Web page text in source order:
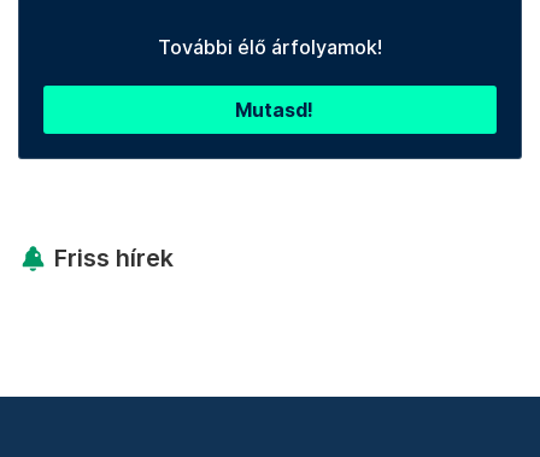
További élő árfolyamok!
Mutasd!
Friss hírek